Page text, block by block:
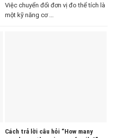
Việc chuyển đổi đơn vị đo thể tích là
một kỹ năng cơ ...
Cách trả lời câu hỏi “How many